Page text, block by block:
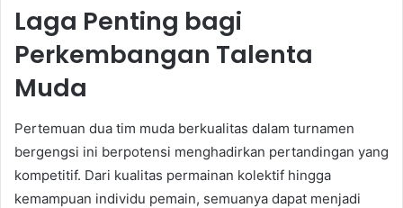
Laga Penting bagi
Perkembangan Talenta
Muda
Pertemuan dua tim muda berkualitas dalam turnamen
bergengsi ini berpotensi menghadirkan pertandingan yang
kompetitif. Dari kualitas permainan kolektif hingga
kemampuan individu pemain, semuanya dapat menjadi